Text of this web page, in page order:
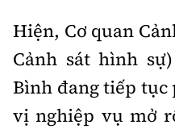
Hiện, Cơ quan
Cảnh sát hình
Bình đang tiếp tục
vị nghiệp vụ mở